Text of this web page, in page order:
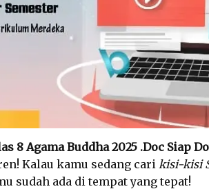
8 Agama Buddha 2025 .Doc Siap
Kalau kamu sedang cari kisi-kisi
sudah ada di tempat yang tepat!